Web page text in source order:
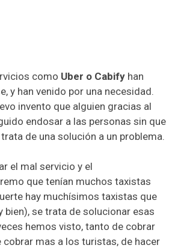
como Uber o Cabify han
y han venido por una necesidad.
invento que alguien gracias al
endosar a las personas sin que
de una solución a un problema.
el mal servicio y el
que tenían muchos taxistas
hay muchísimos taxistas que
bien), se trata de solucionar esas
hemos visto, tanto de cobrar
cobrar mas a los turistas, de hacer